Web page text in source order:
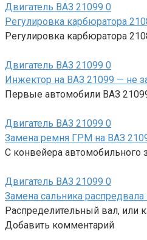
Двигатель ВАЗ 21099 0
Регулировка карбюратора
Регулировка карбюратора
Двигатель ВАЗ 21099 0
Инжектор на ВАЗ 21099 — не
Первые автомобили ВАЗ
Двигатель ВАЗ 21099 0
Замена ремня ГРМ на ВАЗ
С конвейера автомобильного
Двигатель ВАЗ 21099 0
Замена сальника
Распределительный вал, или
Добавить комментарий